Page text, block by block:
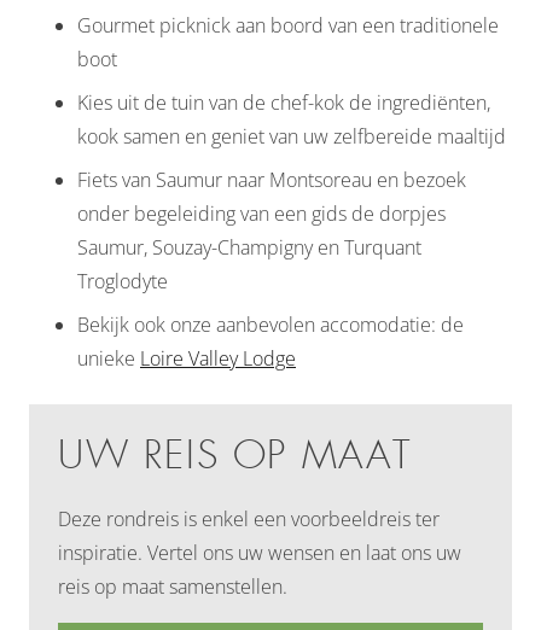
Gourmet picknick aan boord van een traditionele
boot
Kies uit de tuin van de chef-kok de ingrediënten,
kook samen en geniet van uw zelfbereide maaltijd
Fiets van Saumur naar Montsoreau en bezoek
onder begeleiding van een gids de dorpjes
Saumur, Souzay-Champigny en Turquant
Troglodyte
Bekijk ook onze aanbevolen accomodatie: de
unieke Loire Valley Lodge
UW REIS OP MAAT
Deze rondreis is enkel een voorbeeldreis ter
inspiratie. Vertel ons uw wensen en laat ons uw
reis op maat samenstellen.